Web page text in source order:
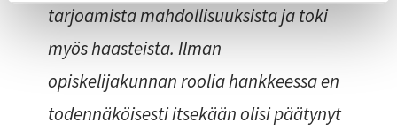
tarjoamista mahdollisuuksista ja toki
myös haasteista. Ilman
opiskelijakunnan roolia hankkeessa en
todennäköisesti itsekään olisi päätynyt